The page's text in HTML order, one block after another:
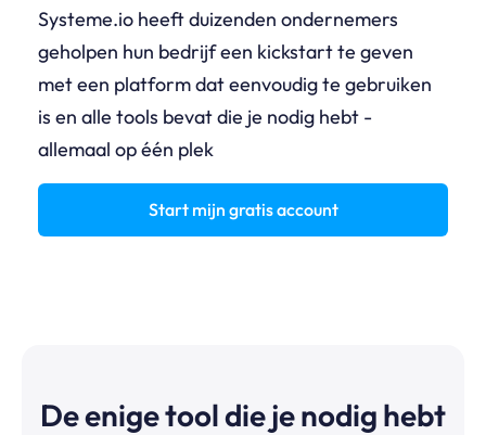
Systeme.io heeft duizenden ondernemers
geholpen hun bedrijf een kickstart te geven
met een platform dat eenvoudig te gebruiken
is en alle tools bevat die je nodig hebt -
allemaal op één plek
Start mijn gratis account
De enige tool die je nodig hebt